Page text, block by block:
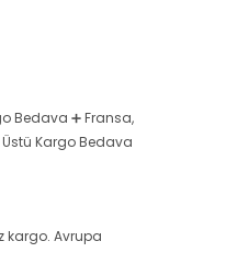
Bedava ➕ Fransa,
Kargo Bedava
kargo. Avrupa